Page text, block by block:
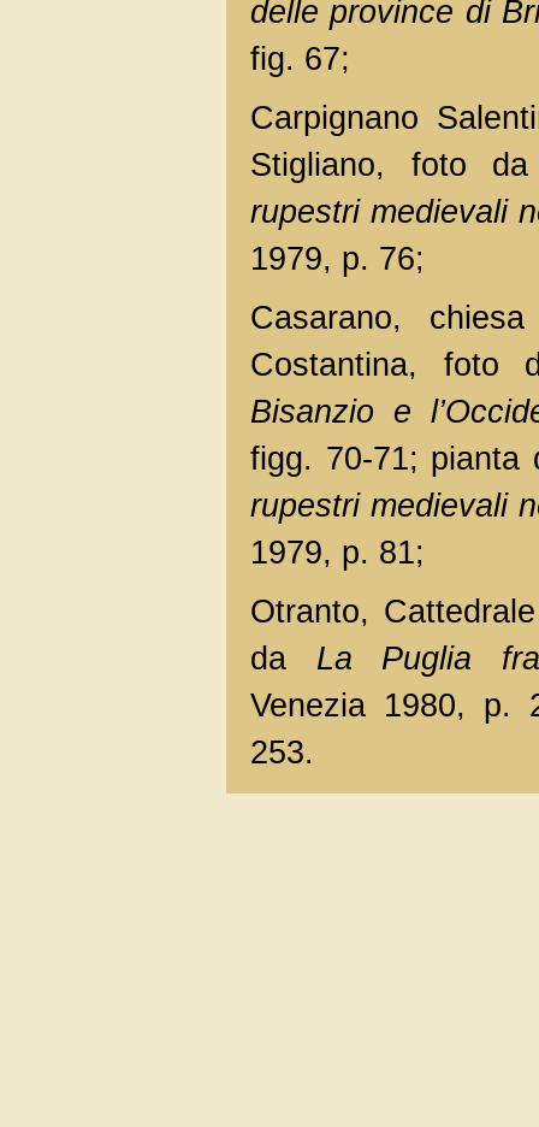
delle province di
fig. 67;
Carpignano
Stigliano, foto
rupestri medievali
1979, p. 76;
Casarano,
Costantina, foto
Bisanzio e
figg. 70-71; pianta
rupestri medievali
1979, p. 81;
Otranto,
da La Puglia
Venezia 1980, p.
253.